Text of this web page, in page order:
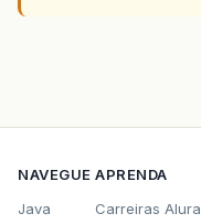
NAVEGUE
Java
APRENDA
Carreiras Alura